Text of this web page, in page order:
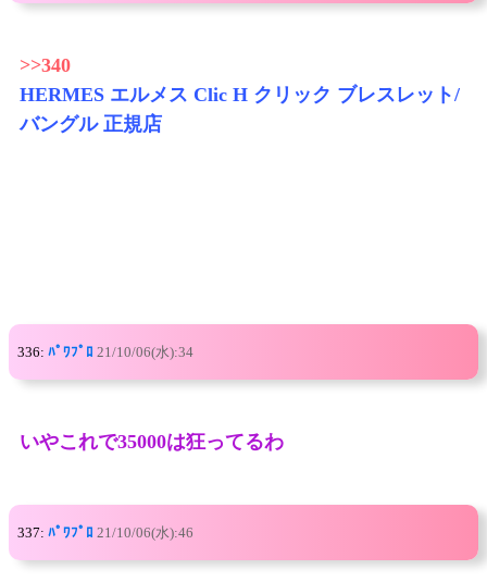
>>340
HERMES エルメス Clic H クリック ブレスレット/
バングル 正規店
336: ﾊﾟﾜﾌﾟﾛ 21/10/06(水):34
いやこれで35000は狂ってるわ
337: ﾊﾟﾜﾌﾟﾛ 21/10/06(水):46